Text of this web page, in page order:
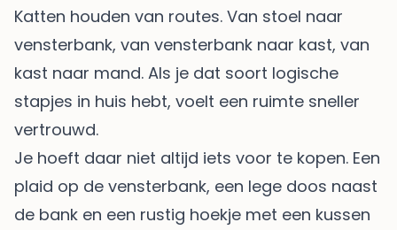
Katten houden van routes. Van stoel naar
vensterbank, van vensterbank naar kast, van
kast naar mand. Als je dat soort logische
stapjes in huis hebt, voelt een ruimte sneller
vertrouwd.
Je hoeft daar niet altijd iets voor te kopen. Een
plaid op de vensterbank, een lege doos naast
de bank en een rustig hoekje met een kussen